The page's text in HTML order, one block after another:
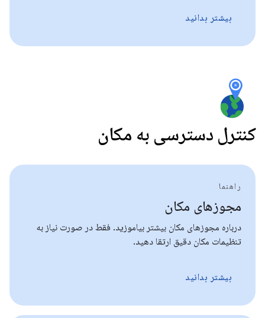
بیشتر بدانید
کنترل دسترسی به مکان
راهنما
مجوزهای مکان
درباره مجوزهای مکان بیشتر بیاموزید. فقط در صورت نیاز به
تنظیمات مکان دقیق ارتقا دهید.
بیشتر بدانید